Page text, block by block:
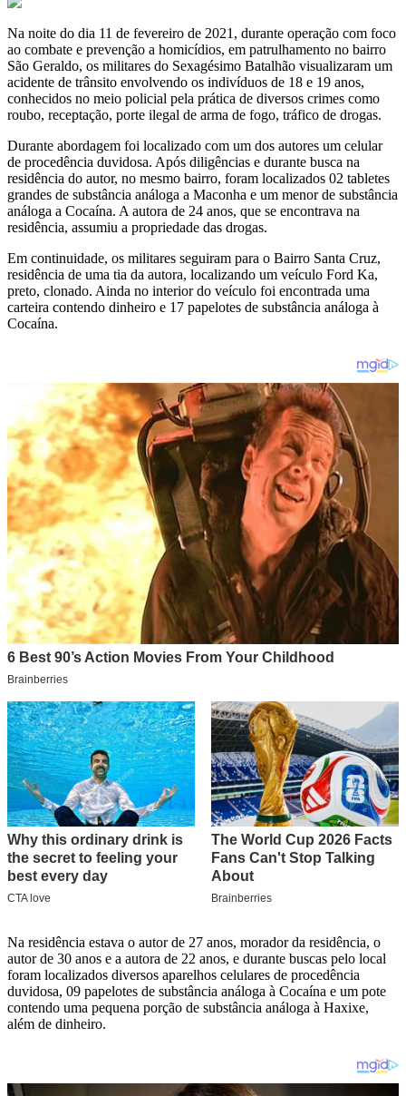
Na noite do dia 11 de fevereiro de 2021, durante operação com foco
ao combate e prevenção a homicídios, em patrulhamento no bairro
São Geraldo, os militares do Sexagésimo Batalhão visualizaram um
acidente de trânsito envolvendo os indivíduos de 18 e 19 anos,
conhecidos no meio policial pela prática de diversos crimes como
roubo, receptação, porte ilegal de arma de fogo, tráfico de drogas.
Durante abordagem foi localizado com um dos autores um celular
de procedência duvidosa. Após diligências e durante busca na
residência do autor, no mesmo bairro, foram localizados 02 tabletes
grandes de substância análoga a Maconha e um menor de substância
análoga a Cocaína. A autora de 24 anos, que se encontrava na
residência, assumiu a propriedade das drogas.
Em continuidade, os militares seguiram para o Bairro Santa Cruz,
residência de uma tia da autora, localizando um veículo Ford Ka,
preto, clonado. Ainda no interior do veículo foi encontrada uma
carteira contendo dinheiro e 17 papelotes de substância análoga à
Cocaína.
Na residência estava o autor de 27 anos, morador da residência, o
autor de 30 anos e a autora de 22 anos, e durante buscas pelo local
foram localizados diversos aparelhos celulares de procedência
duvidosa, 09 papelotes de substância análoga à Cocaína e um pote
contendo uma pequena porção de substância análoga à Haxixe,
além de dinheiro.